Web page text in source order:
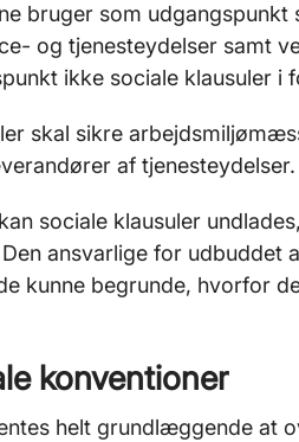
bruger som
og tjenesteydelser samt
ikke sociale klausuler i
skal sikre
af tjenesteydelser.
sociale klausuler
ansvarlige for
kunne begrunde, hvorfor
konventioner
helt grundlæggende at